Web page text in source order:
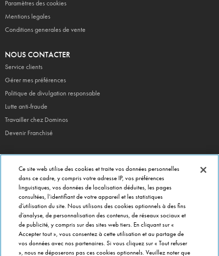
Paramètres des cookies
Mentions legales
Conditions generales de vente
NOUS CONTACTER
Service clients
Gérer mes préférences
Politique de divulgation responsable
Lutte anti-fraude
Travailler chez Dominos
Devenir Franchisé
EN CE MOMENT
Bouchées Doubles
Jours Fous
Domino's x Oasis x Spiderman
Nos opérations locales
Ce site web utilise des cookies et traite vos données personnelles
dans ce cadre, y compris votre adresse IP, vos préférences
linguistiques, vos données de localisation déduites, les pages
consultées, l’identifiant de votre appareil et les statistiques
d’utilisation du site. Nous utilisons des cookies optionnels à des fins
d’analyse, de personnalisation des contenus, de réseaux sociaux et
de publicité, y compris sur des sites web tiers. En cliquant sur «
Accepter tout », vous consentez à cette utilisation et au partage de
vos données avec nos partenaires. Si vous cliquez sur « Tout refuser
», nous ne déposerons pas ces cookies optionnels. Veuillez noter que